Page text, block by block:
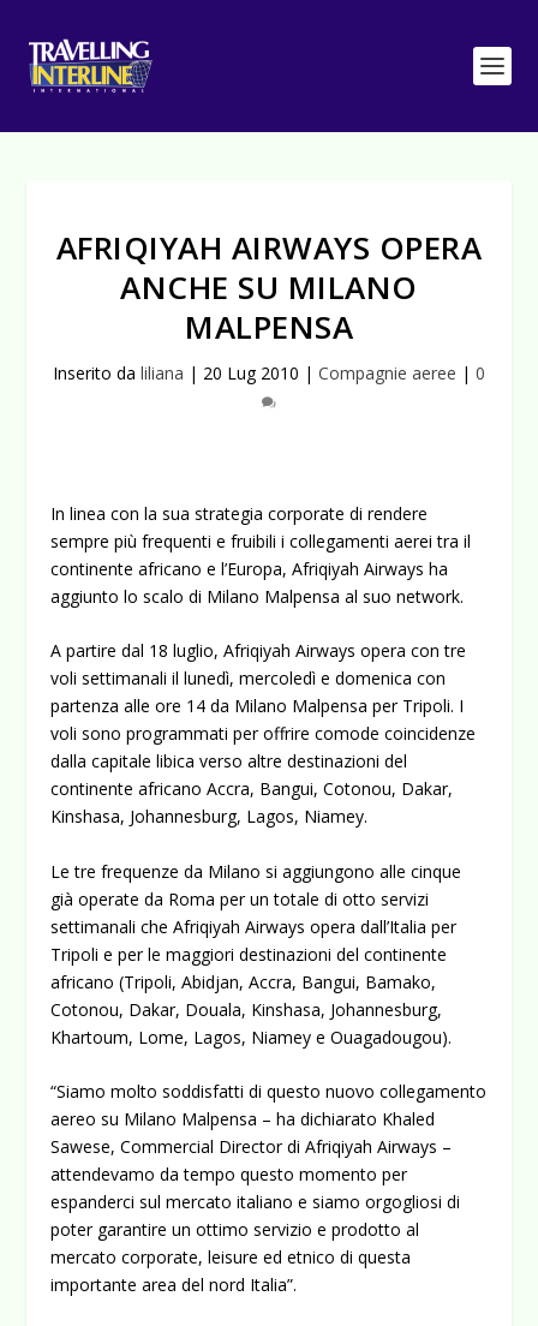
AFRIQIYAH AIRWAYS OPERA
ANCHE SU MILANO
MALPENSA
Inserito da liliana | 20 Lug 2010 | Compagnie aeree | 0
In linea con la sua strategia corporate di rendere
sempre più frequenti e fruibili i collegamenti aerei tra il
continente africano e l’Europa, Afriqiyah Airways ha
aggiunto lo scalo di Milano Malpensa al suo network.
A partire dal 18 luglio, Afriqiyah Airways opera con tre
voli settimanali il lunedì, mercoledì e domenica con
partenza alle ore 14 da Milano Malpensa per Tripoli. I
voli sono programmati per offrire comode coincidenze
dalla capitale libica verso altre destinazioni del
continente africano Accra, Bangui, Cotonou, Dakar,
Kinshasa, Johannesburg, Lagos, Niamey.
Le tre frequenze da Milano si aggiungono alle cinque
già operate da Roma per un totale di otto servizi
settimanali che Afriqiyah Airways opera dall’Italia per
Tripoli e per le maggiori destinazioni del continente
africano (Tripoli, Abidjan, Accra, Bangui, Bamako,
Cotonou, Dakar, Douala, Kinshasa, Johannesburg,
Khartoum, Lome, Lagos, Niamey e Ouagadougou).
“Siamo molto soddisfatti di questo nuovo collegamento
aereo su Milano Malpensa – ha dichiarato Khaled
Sawese, Commercial Director di Afriqiyah Airways –
attendevamo da tempo questo momento per
espanderci sul mercato italiano e siamo orgogliosi di
poter garantire un ottimo servizio e prodotto al
mercato corporate, leisure ed etnico di questa
importante area del nord Italia”.